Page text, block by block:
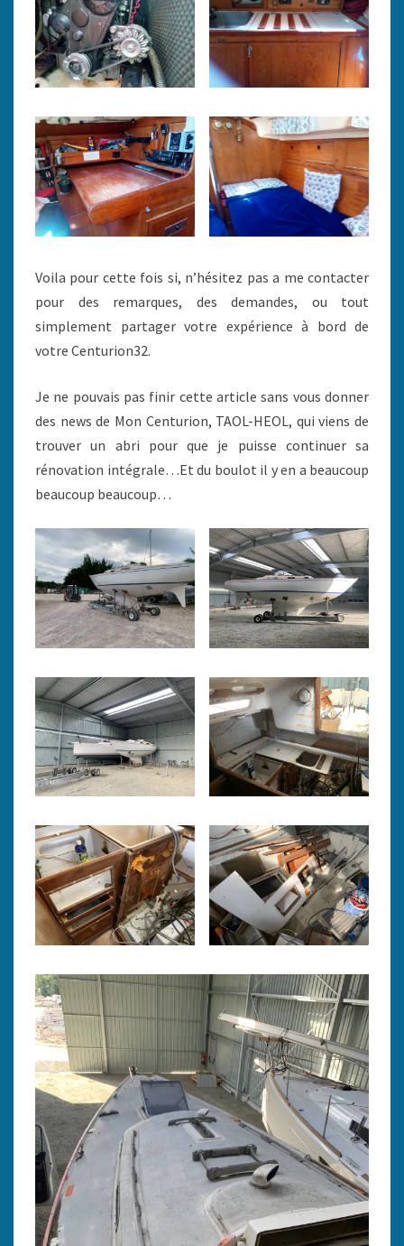
Voila pour cette fois si, n’hésitez pas a me contacter
pour des remarques, des demandes, ou tout
simplement partager votre expérience à bord de
votre Centurion32.
Je ne pouvais pas finir cette article sans vous donner
des news de Mon Centurion, TAOL-HEOL, qui viens de
trouver un abri pour que je puisse continuer sa
rénovation intégrale…Et du boulot il y en a beaucoup
beaucoup beaucoup…